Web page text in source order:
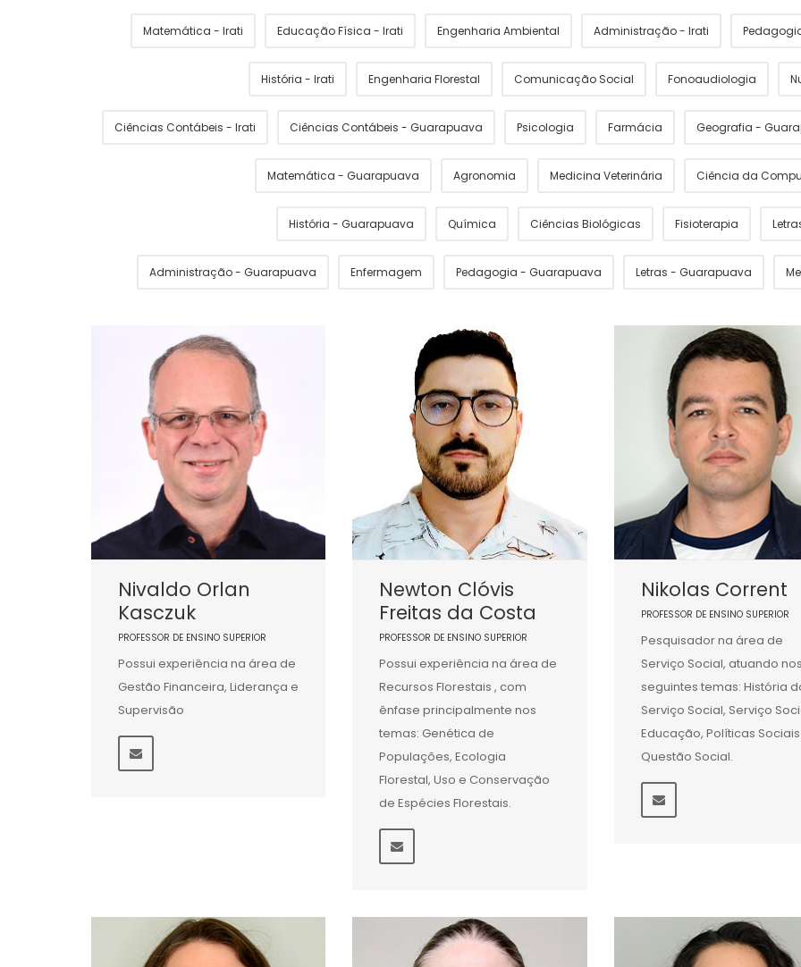
Matemática - Irati Educação Física - Irati Engenharia Ambiental Administração - Irati
História - Irati Engenharia Florestal Comunicação Social Fonoaudiologia
Ciências Contábeis - Irati Ciências Contábeis - Guarapuava Psicologia Farmácia Geografia -
Matemática - Guarapuava Agronomia Medicina Veterinária Ciência da
História - Guarapuava Química Ciências Biológicas Fisioterapia
Administração - Guarapuava Enfermagem Pedagogia - Guarapuava Letras - Guarapuava
Nivaldo Orlan
Kasczuk
PROFESSOR DE ENSINO SUPERIOR
Possui experiência na área de
Gestão Financeira, Liderança e
Supervisão
Newton Clóvis
Freitas da Costa
PROFESSOR DE ENSINO SUPERIOR
Possui experiência na área de
Recursos Florestais , com
ênfase principalmente nos
temas: Genética de
Populações, Ecologia
Florestal, Uso e Conservação
de Espécies Florestais.
Nikolas Corrent
PROFESSOR DE ENSINO SUPERIOR
Pesquisador na área de
Serviço Social, atuando
seguintes temas: História
Serviço Social, Serviço
Educação, Políticas
Questão Social.